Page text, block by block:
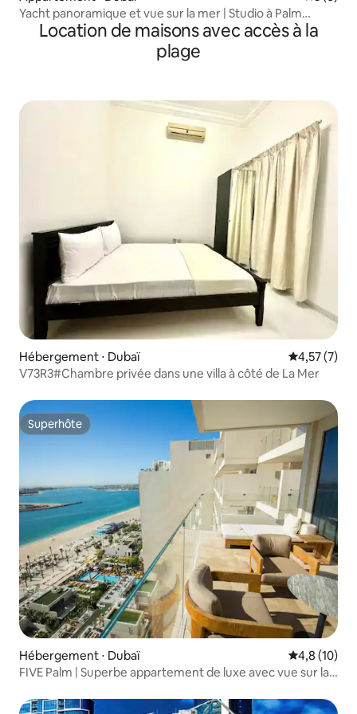
Yacht panoramique et vue sur la mer | Studio à Palm
Jumeirah
Location de maisons avec accès à la
plage
Hébergement ⋅ Dubaï Évaluation
4,57 (7)
V73R3#Chambre privée dans une villa à côté de La Mer
Superhôte
Superhôte
Hébergement ⋅ Dubaï Évaluation
4,8 (10)
FIVE Palm | Superbe appartement de luxe avec vue sur la